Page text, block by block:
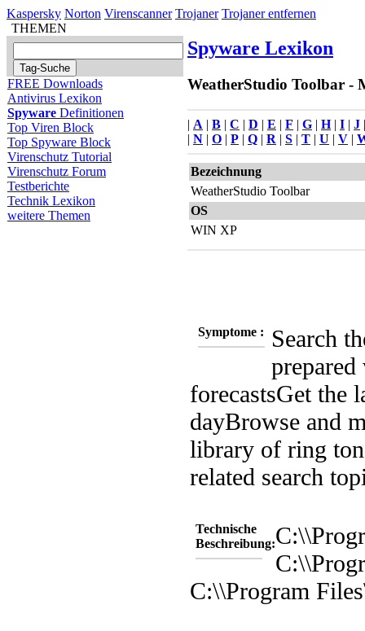
Kaspersky Norton Virenscanner Trojaner Trojaner entfernen
THEMEN
FREE Downloads
Antivirus Lexikon
Spyware Definitionen
Top Viren Block
Top Spyware Block
Virenschutz Tutorial
Virenschutz Forum
Testberichte
Technik Lexikon
weitere Themen
Spyware Lexikon
WeatherStudio Toolbar -
| A | B | C | D | E | F | G | H| I | J
| N | O | P | Q | R | S | T | U | V |
Bezeichnung
WeatherStudio Toolbar
OS
WIN XP
Symptome :
Search
forecastsGet the
dayBrowse and
library of ring
related search
Technische
Beschreibung:
C:\\Program